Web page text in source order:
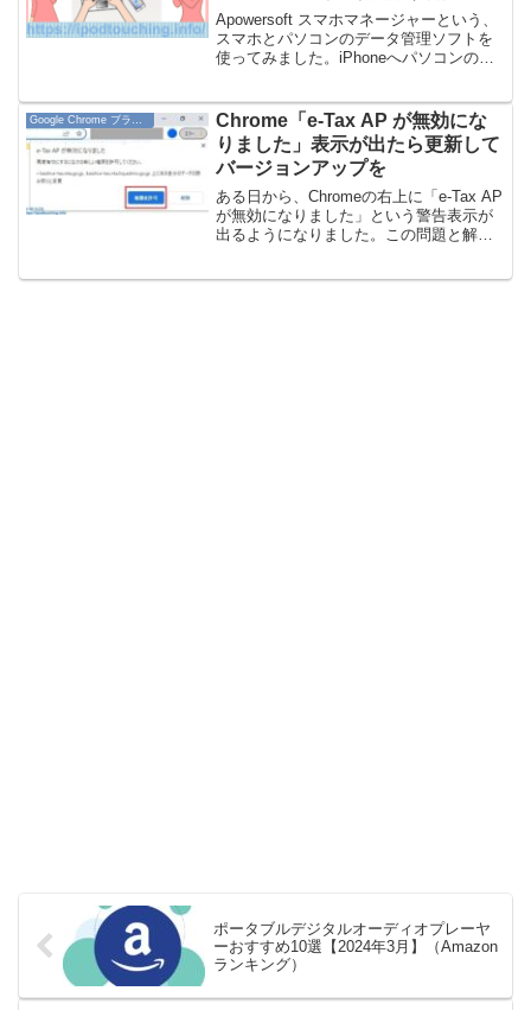
Apowersoft スマホマネージャーという、
スマホとパソコンのデータ管理ソフトを
使ってみました。iPhoneへパソコンのフ
インストールして、iPhone...
Google Chrome ブラウザ
Chrome「e-Tax AP が無効にな
りました」表示が出たら更新して
バージョンアップを
ある日から、Chromeの右上に「e-Tax AP
が無効になりました」という警告表示が
出るようになりました。この問題と解決
ポータブルデジタルオーディオプレーヤ
ーおすすめ10選【2024年3月】（Amazon
ランキング）